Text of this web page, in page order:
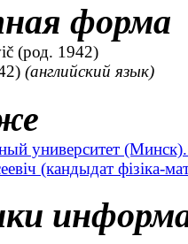
форма
(род. 1942)
(английский язык)
университет
(кандыдат фізіка-